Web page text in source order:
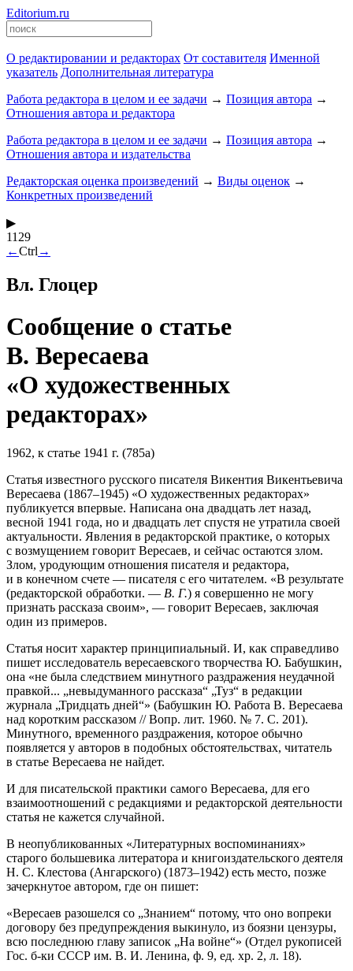
Editorium.ru
О редактировании и редакторах От составителя Именной
указатель Дополнительная литература
Работа редактора в целом и ее задачи → Позиция автора →
Отношения автора и редактора
Работа редактора в целом и ее задачи → Позиция автора →
Отношения автора и издательства
Редакторская оценка произведений → Виды оценок →
Конкретных произведений
▶
1129
←Ctrl →
Вл. Глоцер
Сообщение о статье
В. Вересаева
«О художественных
редакторах»
1962, к статье 1941 г. (785а)
Статья известного русского писателя Викентия Викентьевича
Вересаева (1867–1945) «О художественных редакторах»
публикуется впервые. Написана она двадцать лет назад,
весной 1941 года, но и двадцать лет спустя не утратила своей
актуальности. Явления в редакторской практике, о которых
с возмущением говорит Вересаев, и сейчас остаются злом.
Злом, уродующим отношения писателя и редактора,
и в конечном счете — писателя с его читателем. «В результате
(редакторской обработки. — В. Г.) я совершенно не могу
признать рассказа своим», — говорит Вересаев, заключая
один из примеров.
Статья носит характер принципиальный. И, как справедливо
пишет исследователь вересаевского творчества Ю. Бабушкин,
она «не была следствием минутного раздражения неудачной
правкой... „невыдуманного рассказа“ „Туз“ в редакции
журнала „Тридцать дней“» (Бабушкин Ю. Работа В. Вересаева
над коротким рассказом // Вопр. лит. 1960. № 7. С. 201).
Минутного, временного раздражения, которое обычно
появляется у авторов в подобных обстоятельствах, читатель
в статье Вересаева не найдет.
И для писательской практики самого Вересаева, для его
взаимоотношений с редакциями и редакторской деятельности
статья не кажется случайной.
В неопубликованных «Литературных воспоминаниях»
старого большевика литератора и книгоиздательского деятеля
Н. С. Клестова (Ангарского) (1873–1942) есть место, позже
зачеркнутое автором, где он пишет:
«Вересаев разошелся со „Знанием“ потому, что оно вопреки
договору без предупреждения выкинуло, из боязни цензуры,
всю последнюю главу записок „На войне“» (Отдел рукописей
Гос. б-ки СССР им. В. И. Ленина, ф. 9, ед. хр. 2, л. 18).